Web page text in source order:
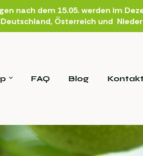
nach dem 15.05. werden im
Österreich und
FAQ Blog